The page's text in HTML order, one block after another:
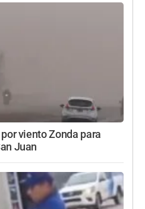
viento Zonda para
Juan